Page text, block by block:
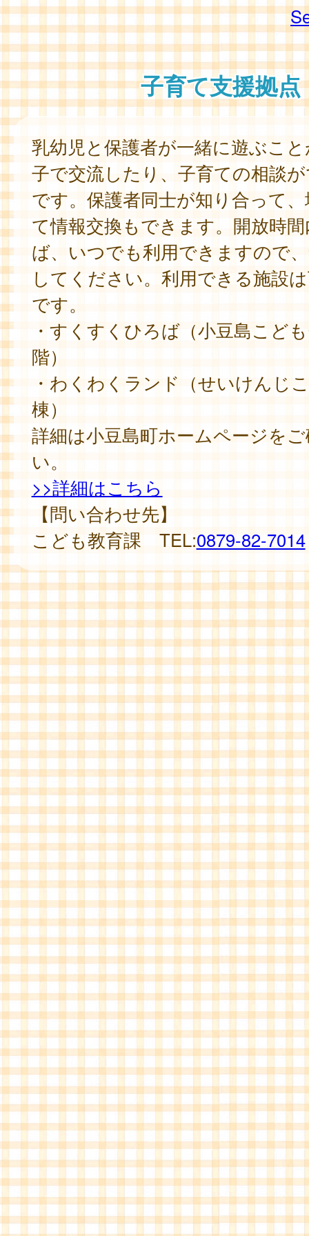
子育て支援拠点
乳幼児と保護者が一緒に遊ぶこ
子で交流したり、子育ての相談
です。保護者同士が知り合って
て情報交換もできます。開放時
ば、いつでも利用できますので
してください。利用できる施設
です。
・すくすくひろば（小豆島こど
階）
・わくわくランド（せいけんじ
棟）
詳細は小豆島町ホームページを
い。
>>詳細はこちら
【問い合わせ先】
こども教育課 TEL:0879-82-7014